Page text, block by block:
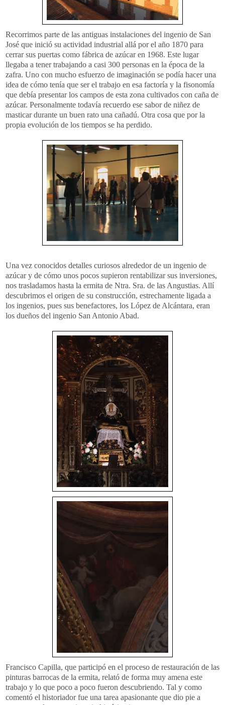
Recorrimos parte de las antiguas instalaciones del ingenio de San
José que inició su actividad industrial allá por el año 1870 para
cerrar sus puertas como fábrica de azúcar en 1968. Este lugar
llegaba a tener trabajando a casi 300 personas en la época de la
zafra. Uno con mucho esfuerzo de imaginación se podía hacer una
idea de cómo tenía que ser el trabajo en esa factoría y la fisonomía
que debía presentar los campos de esta zona cultivados con caña de
azúcar. Personalmente todavía recuerdo ese sabor de niñez de
masticar durante un buen rato una cañadú. Otra cosa que por la
propia evolución de los tiempos se ha perdido.
Una vez conocidos detalles curiosos alrededor de un ingenio de
azúcar y de cómo unos pocos supieron rentabilizarsus inversiones,
nos trasladamos hasta la ermita de Ntra. Sra. de las Angustias. Allí
descubrimos el origen de su construcción, estrechamente ligada a
los ingenios, pues sus benefactores, los López de Alcántara, eran
los dueños del ingenio San Antonio Abad.
Francisco Capilla, que participó en el proceso de restauración de las
pinturas barrocas de la ermita, relató de forma muy amena este
trabajo y lo que poco a poco fueron descubriendo. Tal y como
comentó el historiador fue una tarea apasionante que dio pie a